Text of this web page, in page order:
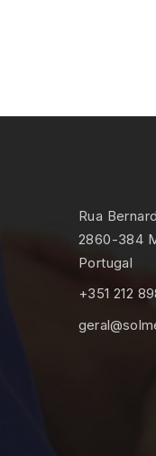
Rua
2860-384
Portugal
+351 212